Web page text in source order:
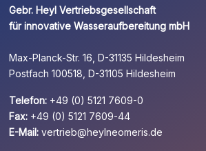
Gebr. Heyl Vertriebsgesellschaft
für innovative Wasseraufbereitung mbH
Max-Planck-Str. 16, D-31135 Hildesheim
Postfach 100518, D-31105 Hildesheim
Telefon: +49 (0) 5121 7609-0
Fax: +49 (0) 5121 7609-44
E-Mail: vertrieb@heylneomeris.de